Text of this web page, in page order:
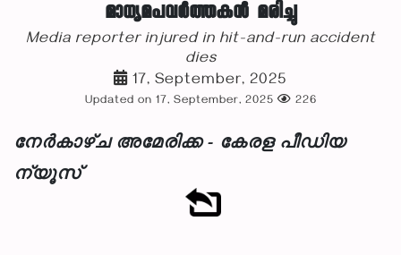
മാധ്യമപവര്‍ത്തകന്‍ മരിച്ചു
Media reporter injured in hit-and-run accident
dies
17, September, 2025
Updated on 17, September, 2025 226
നേർകാഴ്ച അമേരിക്ക - കേരള പീഡിയ
ന്യൂസ്